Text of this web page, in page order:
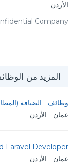
الأردن
Company
المزيد من
وظائف - الضيافة
عمان - الأردن
Laravel Developer
عمان - الأردن